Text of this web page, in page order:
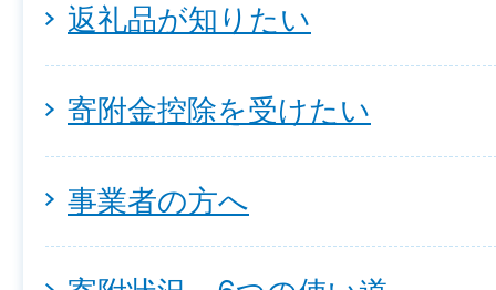
返礼品が知りたい
寄附金控除を受けたい
事業者の方へ